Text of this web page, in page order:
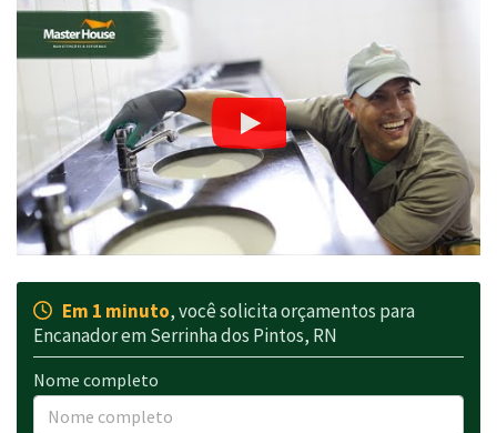
Em 1 minuto, você solicita orçamentos para
Encanador em Serrinha dos Pintos, RN
Nome completo